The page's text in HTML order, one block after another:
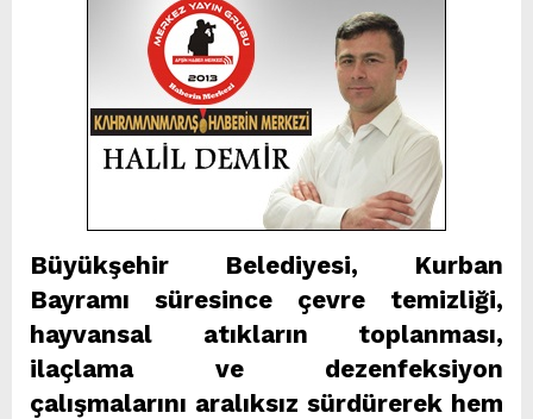
Büyükşehir Belediyesi, Kurban
Bayramı süresince çevre temizliği,
hayvansal atıkların toplanması,
ilaçlama ve dezenfeksiyon
çalışmalarını aralıksız sürdürerek hem